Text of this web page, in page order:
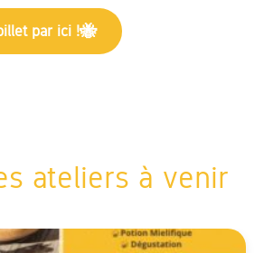
par ici !
ateliers à venir